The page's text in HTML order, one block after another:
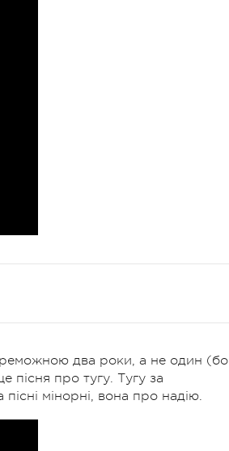
два роки, а не один (бо
пісня про тугу. Тугу за
мінорні, вона про надію.